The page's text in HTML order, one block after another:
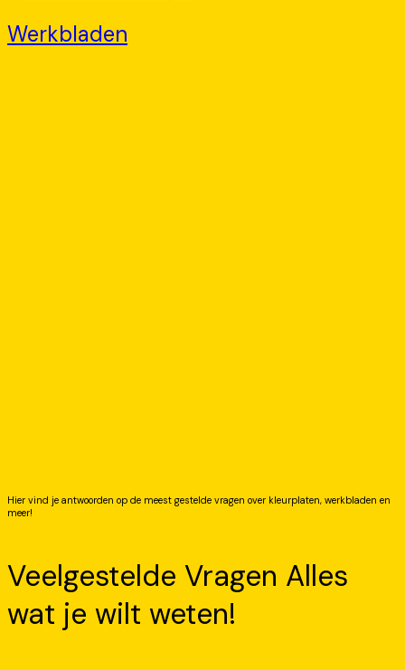
Werkbladen
Hier vind je antwoorden op de meest gestelde vragen over kleurplaten, werkbladen en
meer!
Veelgestelde Vragen Alles
wat je wilt weten!